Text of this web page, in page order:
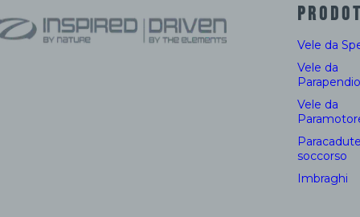
Vele da
Vele da
Parapendio
Vele da
soccorso
Imbraghi